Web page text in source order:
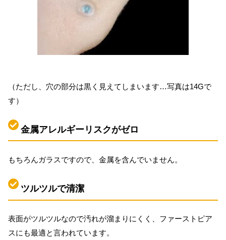
（ただし、穴の部分は黒く見えてしまいます…写真は14Gで
す）
金属アレルギーリスクがゼロ
もちろんガラスですので、金属を含んでいません。
ツルツルで清潔
表面がツルツルなので汚れが溜まりにくく、ファーストピア
スにも最適と言われています。